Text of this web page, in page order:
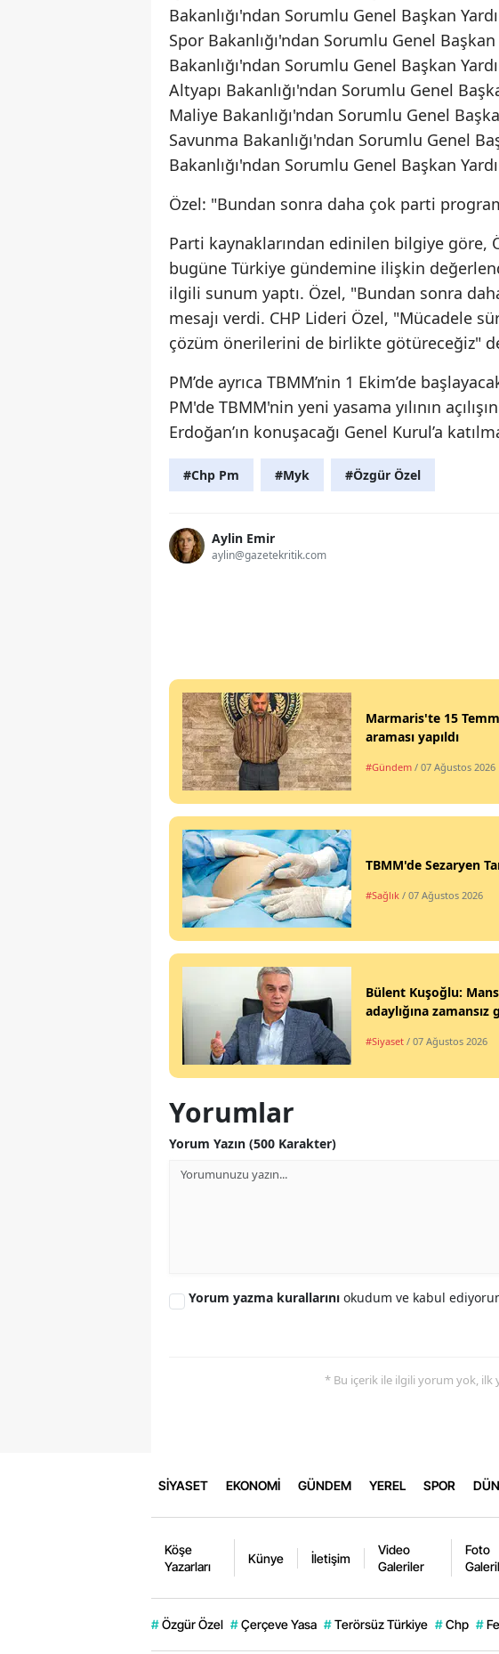
Bakanlığı'ndan Sorumlu Genel Başkan
Spor Bakanlığı'ndan Sorumlu Genel Başkan
Bakanlığı'ndan Sorumlu Genel Başkan
Altyapı Bakanlığı'ndan Sorumlu Genel
Maliye Bakanlığı'ndan Sorumlu Genel
Savunma Bakanlığı'ndan Sorumlu Genel
Bakanlığı'ndan Sorumlu Genel Başkan
Özel: "Bundan sonra daha çok parti
Parti kaynaklarından edinilen bilgiye göre,
bugüne Türkiye gündemine ilişkin
ilgili sunum yaptı. Özel, "Bundan sonra
mesajı verdi. CHP Lideri Özel, "Mücadele
çözüm önerilerini de birlikte götüreceğiz"
PM’de ayrıca TBMM’nin 1 Ekim’de
PM'de TBMM'nin yeni yasama yılının
Erdoğan’ın konuşacağı Genel Kurul’a
#Chp Pm #Myk #Özgür Özel
Aylin Emir
aylin@gazetekritik.com
Marmaris'te 15
araması yapıldı
#Gündem / 07 Ağustos 2026
TBMM'de Sezaryen
#Sağlık / 07 Ağustos 2026
Bülent Kuşoğlu:
adaylığına
#Siyaset / 07 Ağustos 2026
Yorumlar
Yorum Yazın (500 Karakter)
Yorum yazma kurallarını okudum ve kabul
* Bu içerik ile ilgili yorum yok, ilk
SİYASET EKONOMİ GÜNDEM YEREL SPOR
Köşe
Yazarları
Künye İletişim
Video
Galeriler
Foto
# Özgür Özel # Çerçeve Yasa # Terörsüz Türkiye # Chp #